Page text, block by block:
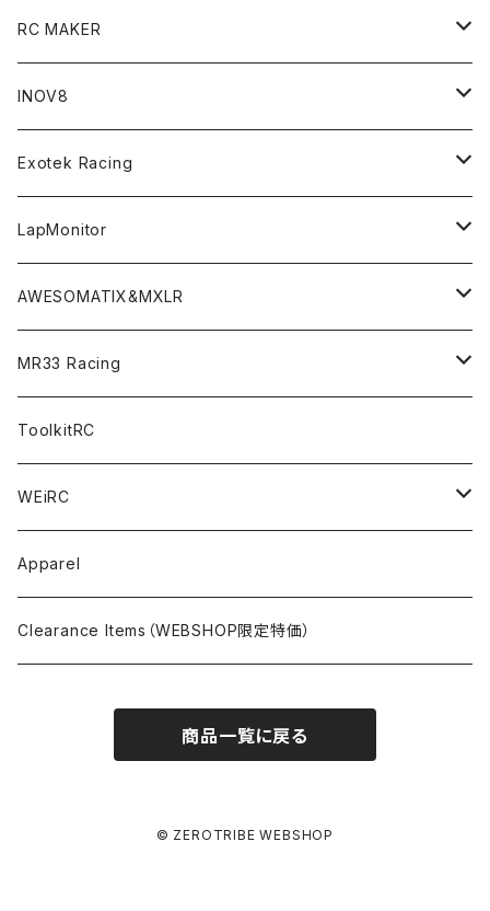
T4 FWD Conversion Kit
BD9 MID Conversion Kit
Option Parts For TRF420,420X
Option Parts For TA08/TA08R
TA08
TA08R
Option Parts For XRAY T4
Option Parts For YOKOMO BD9
Option Parts For YOKOMO BD8
Accessories
Discontinued Products
Option Parts For A800R
Merchandise
Accessories
CREST ESC
CREST X EVO
CRESR RS120
CREST Stocki Motor
CREST Modi Motor
Special Set（ZEROTRIBEオリジナル）
On-Road Clear Body＜オンロード用ボディ＞
GT8 （1/8 W/B325mm,W/B360mm）
LMH （1/10 190mm）
M-Chassis（1/10 W/B210-225mm）
F1（1/10）
Liquid Mask＜リキッドマスク＞
Accessories＜バッグ/その他製品＞
Stencils＜エアブラシ用ステンシル＞
RC MAKER
SP2＜組立キット／スペアー＆オプションパーツ＞
SP1＜組立キット／スペアー＆オプションパーツ＞
SP1-F＜組立キット／スペアー＆オプションパーツ＞
Awesomatix
A800MMX
A800R
XRAY
X4
X4F
Accessories
YOKOMO
BD12
BD11
MUGEN
MTC2
SANWA
Schumacher
INOV8
Bodyshell Accessories
Setup Tools
Pit Accessories
Radio Accessories
Option Parts
Electronics
Tire Cleaner/Additive
Exotek Racing
Bodies
F1ULTRA
RUBBER TIRES＆WHEEL
LapMonitor
Decoder
Transponder
Accessories
AWESOMATIX&MXLR
A800R（KIT＆Spare & Optional）
A12（KIT＆Spare & Optional）
MR33 Racing
Chemicals＜ケミカル＞
Shock Oil＜ショックオイル＞
Diff Oil＜デフオイル＞
Ball Bearing Oil＜ボールベアリングオイル＞
Tires＜タイヤ関連＞
Additive＜グリップ剤＞
Glue＜瞬間接着剤＞
1/12 Racing＜1/12レーシングタイヤ用＞
OptionParts＜オプションパーツ＞
AWESOMATIX A800R＜A800R用オプション＞
Accessories＜アクセサリー＞
Pinions/Spur Gears＜ピニオン/スパーギア＞
Tools＜ドライバー他＞
Batteries＜バッテリー（バッグ,コネクター類含）＞
Safety Bags＜セーフティバッグ＞
Electronics＜電子系部品＞
ToolkitRC
WEiRC
Spring Steel Chassis
DLC Black Spring Steel Chassis
Apparel
Clearance Items（WEBSHOP限定特価）
商品一覧に戻る
© ZEROTRIBE WEBSHOP